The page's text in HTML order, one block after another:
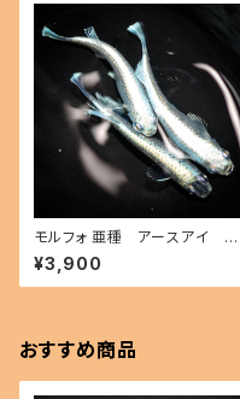
モルフォ 亜種 アースアイ メ
ス1匹片目（2026年産まれ） オ
ス1 メス2(現物出品) ikahoff B
-0629-51092-a
¥3,900
おすすめ商品